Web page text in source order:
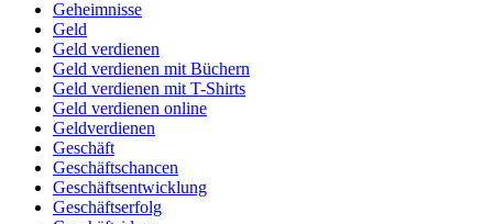
Geheimnisse
Geld
Geld verdienen
Geld verdienen mit Büchern
Geld verdienen mit T-Shirts
Geld verdienen online
Geldverdienen
Geschäft
Geschäftschancen
Geschäftsentwicklung
Geschäftserfolg